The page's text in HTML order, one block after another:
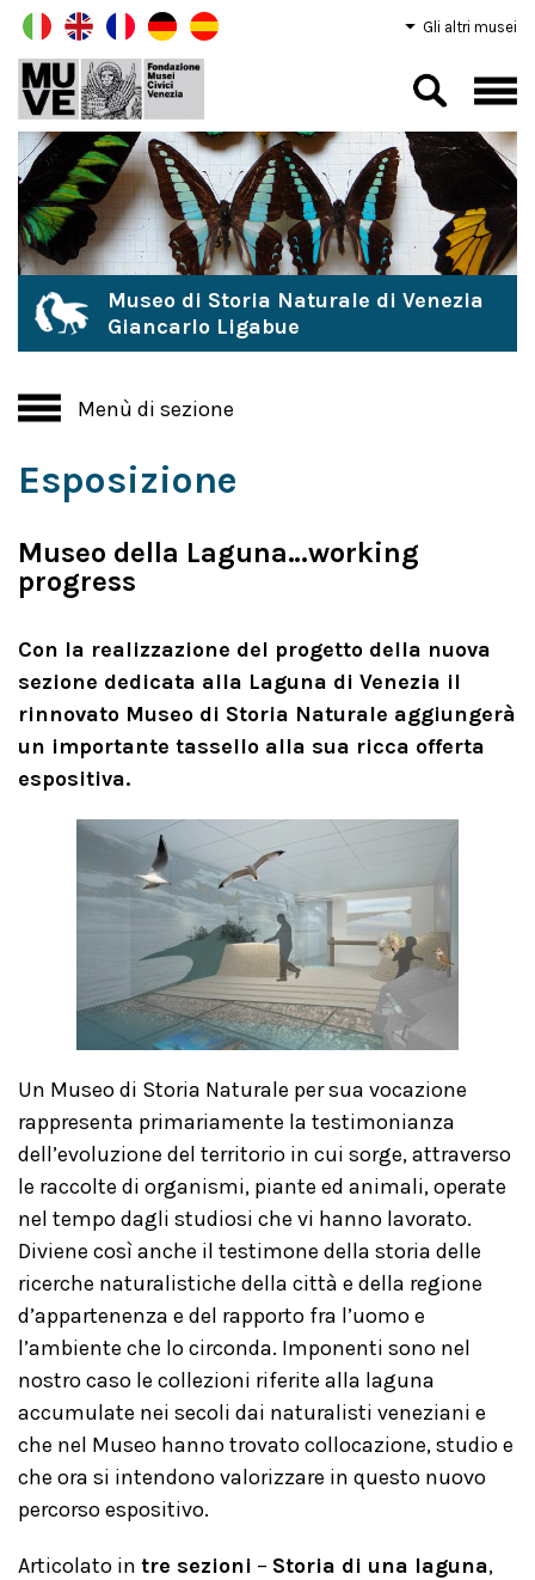
Gli altri musei
Museo di Storia Naturale di Venezia
Giancarlo Ligabue
Menù di sezione
Esposizione
Museo della Laguna…working
progress
Con la realizzazione del progetto della nuova
sezione dedicata alla Laguna di Venezia il
rinnovato Museo di Storia Naturale aggiungerà
un importante tassello alla sua ricca offerta
espositiva.
Un Museo di Storia Naturale per sua vocazione
rappresenta primariamente la testimonianza
dell’evoluzione del territorio in cui sorge, attraverso
le raccolte di organismi, piante ed animali, operate
nel tempo dagli studiosi che vi hanno lavorato.
Diviene così anche il testimone della storia delle
ricerche naturalistiche della città e della regione
d’appartenenza e del rapporto fra l’uomo e
l’ambiente che lo circonda. Imponenti sono nel
nostro caso le collezioni riferite alla laguna
accumulate nei secoli dai naturalisti veneziani e
che nel Museo hanno trovato collocazione, studio e
che ora si intendono valorizzare in questo nuovo
percorso espositivo.
Articolato in tre sezioni – Storia di una laguna,